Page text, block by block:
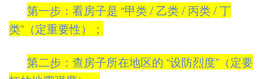
第一步：看房子是 “甲类 / 乙类 / 丙类 / 丁
类”（定重要性）；
第二步：查房子所在地区的 “设防烈度”（定要